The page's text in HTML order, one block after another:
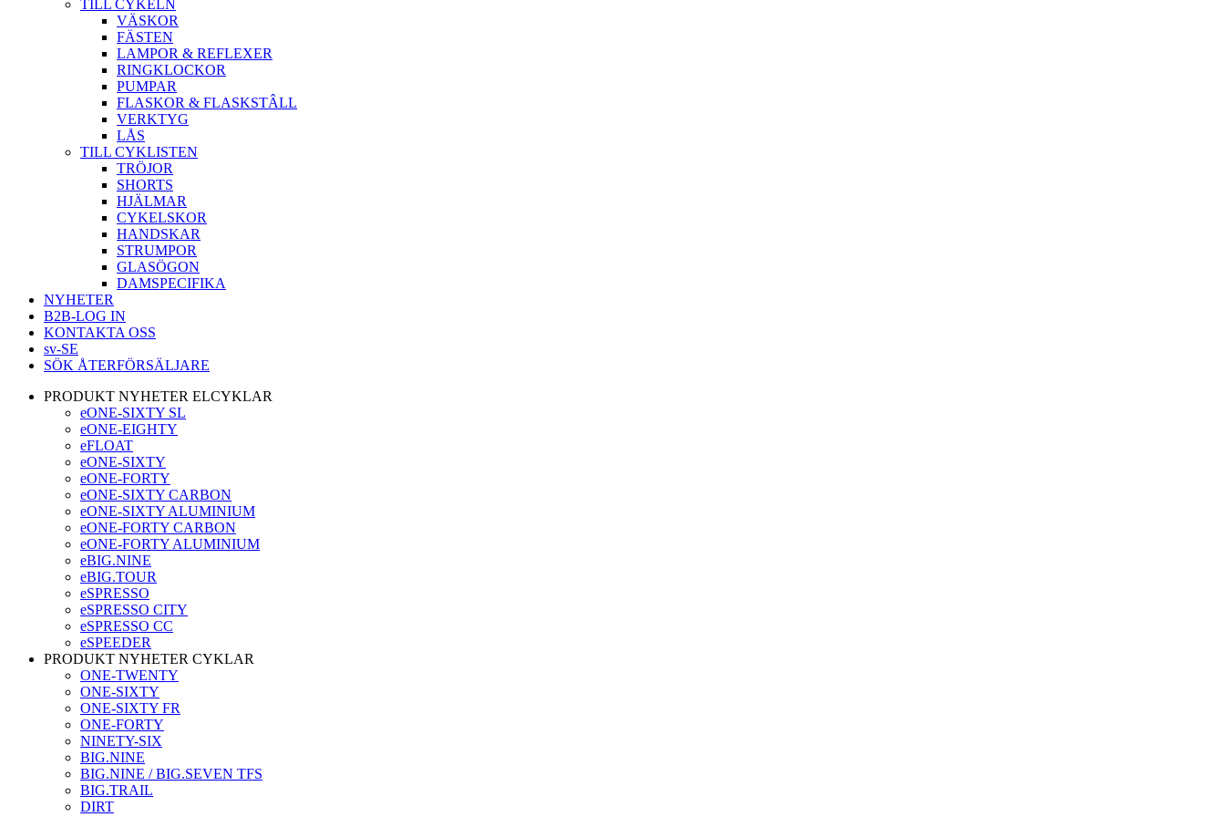
TILL CYKELN
VÄSKOR
FÄSTEN
LAMPOR & REFLEXER
RINGKLOCKOR
PUMPAR
FLASKOR & FLASKSTÂLL
VERKTYG
LÅS
TILL CYKLISTEN
TRÖJOR
SHORTS
HJÄLMAR
CYKELSKOR
HANDSKAR
STRUMPOR
GLASÖGON
DAMSPECIFIKA
NYHETER
B2B-LOG IN
KONTAKTA OSS
sv-SE
SÖK ÅTERFÖRSÄLJARE
PRODUKT NYHETER ELCYKLAR
eONE-SIXTY SL
eONE-EIGHTY
eFLOAT
eONE-SIXTY
eONE-FORTY
eONE-SIXTY CARBON
eONE-SIXTY ALUMINIUM
eONE-FORTY CARBON
eONE-FORTY ALUMINIUM
eBIG.NINE
eBIG.TOUR
eSPRESSO
eSPRESSO CITY
eSPRESSO CC
eSPEEDER
PRODUKT NYHETER CYKLAR
ONE-TWENTY
ONE-SIXTY
ONE-SIXTY FR
ONE-FORTY
NINETY-SIX
BIG.NINE
BIG.NINE / BIG.SEVEN TFS
BIG.TRAIL
DIRT